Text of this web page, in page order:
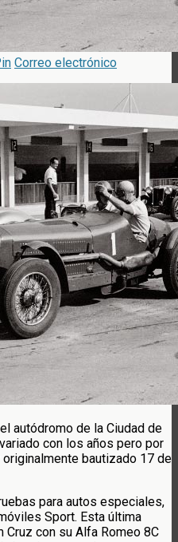
Correo electrónico
autódromo de la Ciudad de
con los años pero por
bautizado 17 de
para autos especiales,
Sport. Esta última
Cruz con su Alfa Romeo 8C